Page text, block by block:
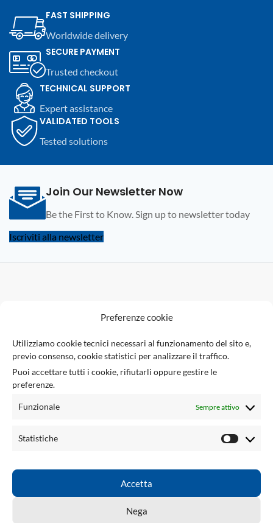
Preferenze cookie
Utilizziamo cookie tecnici necessari al funzionamento del sito e,
previo consenso, cookie statistici per analizzare il traffico.
Puoi accettare tutti i cookie, rifiutarli oppure gestire le
preferenze.
Funzionale Sempre attivo
Statistiche
Accetta
Nega
riparazioni elettroniche,
programmazione e sostituzione su
moduli automotive e dispositivi
elettronici compatibili.
FAST SHIPPING
Worldwide delivery
SECURE PAYMENT
Trusted checkout
TECHNICAL SUPPORT
Expert assistance
VALIDATED TOOLS
Tested solutions
Join Our Newsletter Now
Be the First to Know. Sign up to newsletter today
Iscriviti alla newsletter
73010 Sogliano Cavour (LE), Italia
info@tsecengineering.com
LINK UTILI
ECU Tools & Automotive Solutions.